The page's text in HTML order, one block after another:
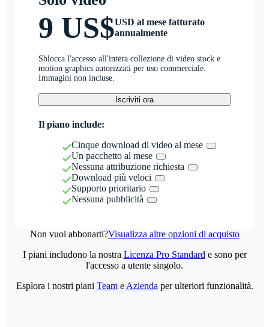
9 US$USD al mese fatturato
annualmente
Sblocca l'accesso all'intera collezione di video stock e
motion graphics autorizzati per uso commerciale.
Immagini non incluse.
Iscriviti ora
Il piano include:
Cinque download di video al mese
Un pacchetto al mese
Nessuna attribuzione richiesta
Download più veloci
Supporto prioritario
Nessuna pubblicità
Non vuoi abbonarti?Visualizza altre opzioni di acquisto
I piani includono la nostra Licenza Pro Standard e sono per
l'accesso a utente singolo.
Esplora i nostri piani Teame Azienda per ulteriori funzionalità.